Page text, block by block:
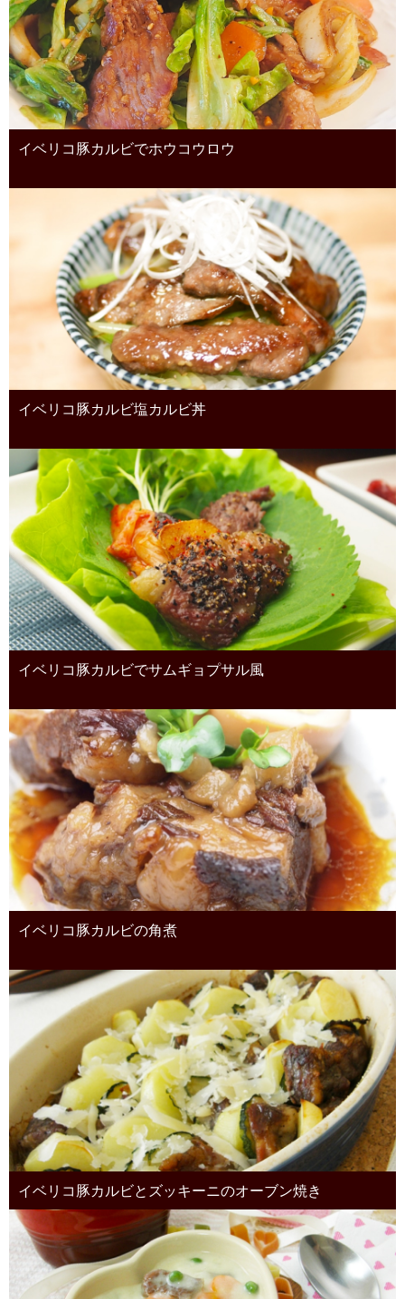
イベリコ豚カルビでホウコウロウ
イベリコ豚カルビ塩カルビ丼
イベリコ豚カルビでサムギョプサル風
イベリコ豚カルビの角煮
イベリコ豚カルビとズッキーニのオーブン焼き